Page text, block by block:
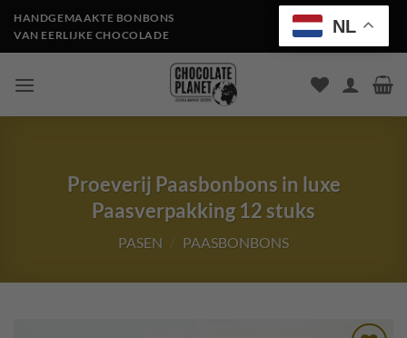
Ga
naar
inhoud
HANDGEMAAKTE BONBONS
VAN EERLIJKE CHOCOLADE
Proeverij Paasbonbons in luxe
Paasverpakking 12 stuks
PASEN / PAASBONBONS
NL